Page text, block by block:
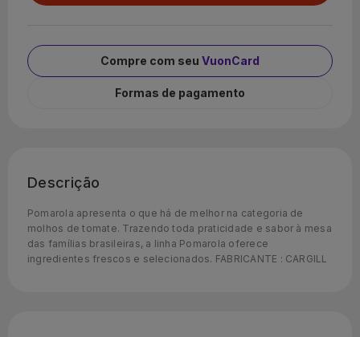
Compre com seu VuonCard
Formas de pagamento
Descrição
Pomarola apresenta o que há de melhor na categoria de
molhos de tomate. Trazendo toda praticidade e sabor à mesa
das famílias brasileiras, a linha Pomarola oferece
ingredientes frescos e selecionados. FABRICANTE : CARGILL